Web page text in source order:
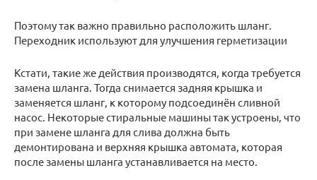
Поэтому так важно правильно расположить шланг.
Переходник используют для улучшения герметизации
Кстати, такие же действия производятся, когда требуется
замена шланга. Тогда снимается задняя крышка и
заменяется шланг, к которому подсоединён сливной
насос. Некоторые стиральные машины так устроены, что
при замене шланга для слива должна быть
демонтирована и верхняя крышка автомата, которая
после замены шланга устанавливается на место.